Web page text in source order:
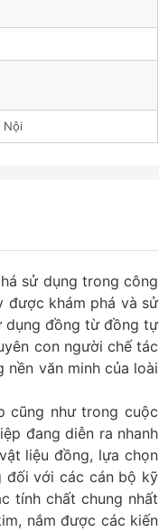
Nội
sử dụng trong công
được khám phá và sử
dụng đồng từ đồng tự
con người chế tác
văn minh của loài
cũng như trong cuộc
đang diễn ra nhanh
liệu đồng, lựa chọn
đối với các cán bộ kỹ
tính chất chung nhất
nắm được các kiến